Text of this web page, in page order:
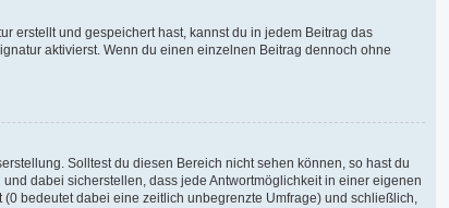
erstellt und gespeichert hast, kannst du in jedem Beitrag das
aktivierst. Wenn du einen einzelnen Beitrag dennoch ohne
Solltest du diesen Bereich nicht sehen können, so hast du
dabei sicherstellen, dass jede Antwortmöglichkeit in einer eigenen
bedeutet dabei eine zeitlich unbegrenzte Umfrage) und schließlich,